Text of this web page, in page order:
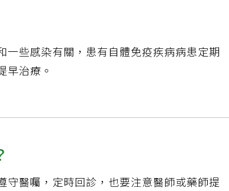
一些感染有關，患有自體免疫疾病病患定期
早治療。
醫囑，定時回診，也要注意醫師或藥師提